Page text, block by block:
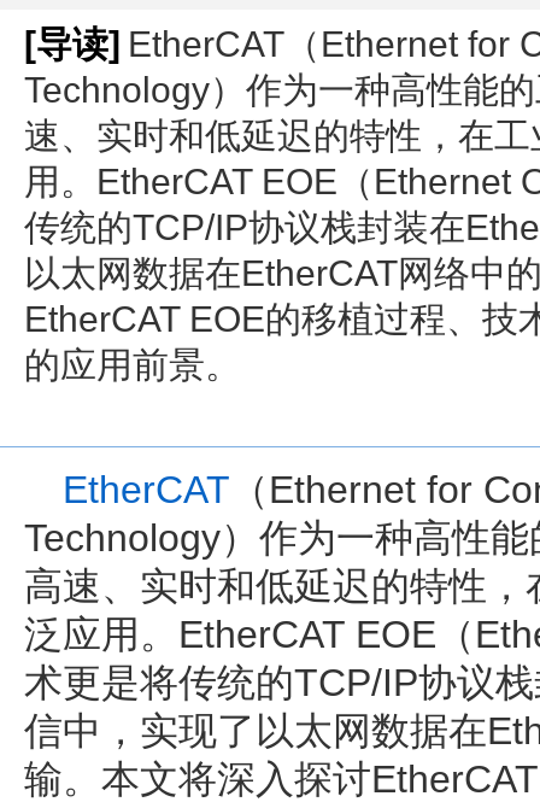
[导读] EtherCAT（Ethernet for
Technology）作为一种高性能
速、实时和低延迟的特性，在
用。EtherCAT EOE（Ethernet
传统的TCP/IP协议栈封装在
以太网数据在EtherCAT网络中
EtherCAT EOE的移植过程、技
的应用前景。
EtherCAT （Ethernet for
Technology）作为一种高性能
高速、实时和低延迟的特性
泛应用。EtherCAT EOE（
术更是将传统的TCP/IP协议
信中，实现了以太网数据在
输。本文将深入探讨